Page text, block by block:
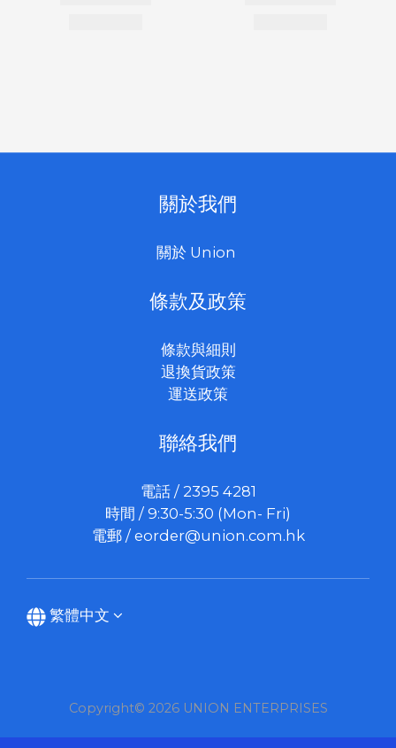
關於我們
關於 Union
條款及政策
條款與細則
退換貨政策
運送政策
聯絡我們
電話 / 2395 4281
時間 / 9:30-5:30 (Mon- Fri)
電郵 / eorder@union.com.hk
繁體中文
Copyright© 2026 UNION ENTERPRISES